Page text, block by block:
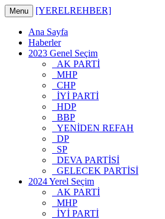
Menu [YERELREHBER]
Ana Sayfa
Haberler
2023 Genel Seçim
AK PARTİ
MHP
CHP
İYİ PARTİ
HDP
BBP
YENİDEN REFAH
DP
SP
DEVA PARTİSİ
GELECEK PARTİSİ
2024 Yerel Seçim
AK PARTİ
MHP
İYİ PARTİ